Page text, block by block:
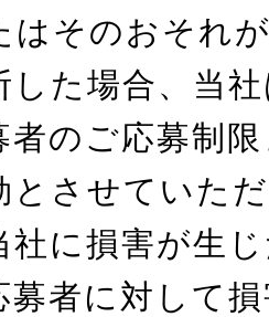
はそのおそれ
した場合、当
者のご応募制
とさせていた
社に損害が生
募者に対して